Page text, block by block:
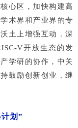
心区，加快构建高
术界和产业界的专
土上增强互动，深
V开放生态的发
学研的协作，中关
鼓励创新创业，继
划”